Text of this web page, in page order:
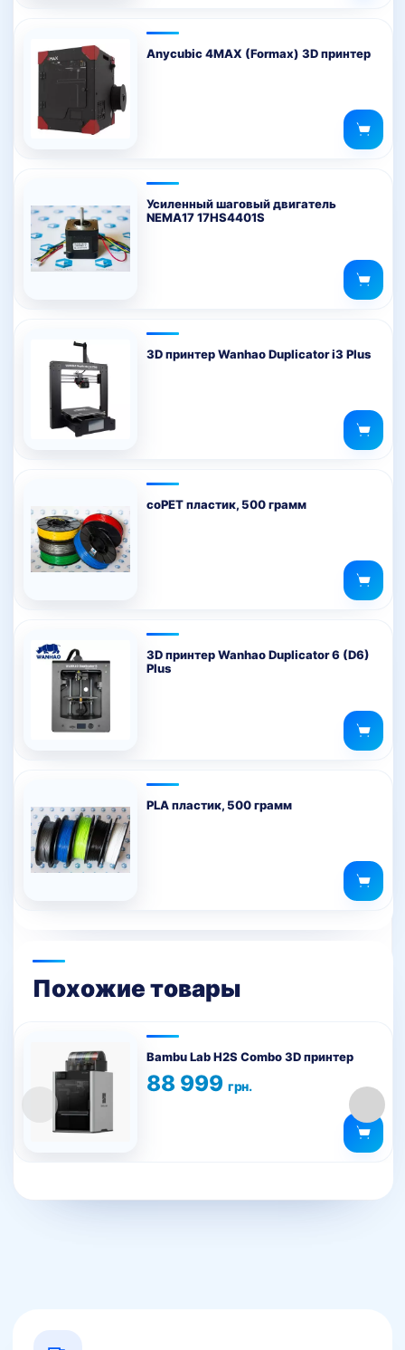
Anycubic 4MAX (Formax) 3D принтер
Усиленный шаговый двигатель
NEMA17 17HS4401S
3D принтер Wanhao Duplicator i3 Plus
coPET пластик, 500 грамм
3D принтер Wanhao Duplicator 6 (D6)
Plus
PLA пластик, 500 грамм
Похожие товары
Bambu Lab H2S Combo 3D принтер
88 999 грн.